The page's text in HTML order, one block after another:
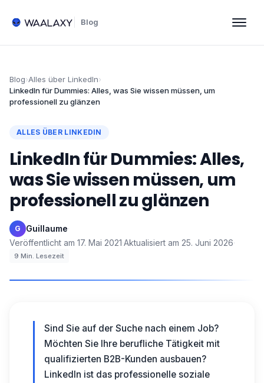
Blog
Blog›Alles über LinkedIn›
LinkedIn für Dummies: Alles, was Sie wissen müssen, um
professionell zu glänzen
ALLES ÜBER LINKEDIN
LinkedIn für Dummies: Alles,
was Sie wissen müssen, um
professionell zu glänzen
G Guillaume·
Veröffentlicht am 17. Mai 2021·Aktualisiert am 25. Juni 2026·
9 Min. Lesezeit
Sind Sie auf der Suche nach einem Job?
Möchten Sie Ihre berufliche Tätigkeit mit
qualifizierten B2B-Kunden ausbauen?
LinkedIn ist das professionelle soziale